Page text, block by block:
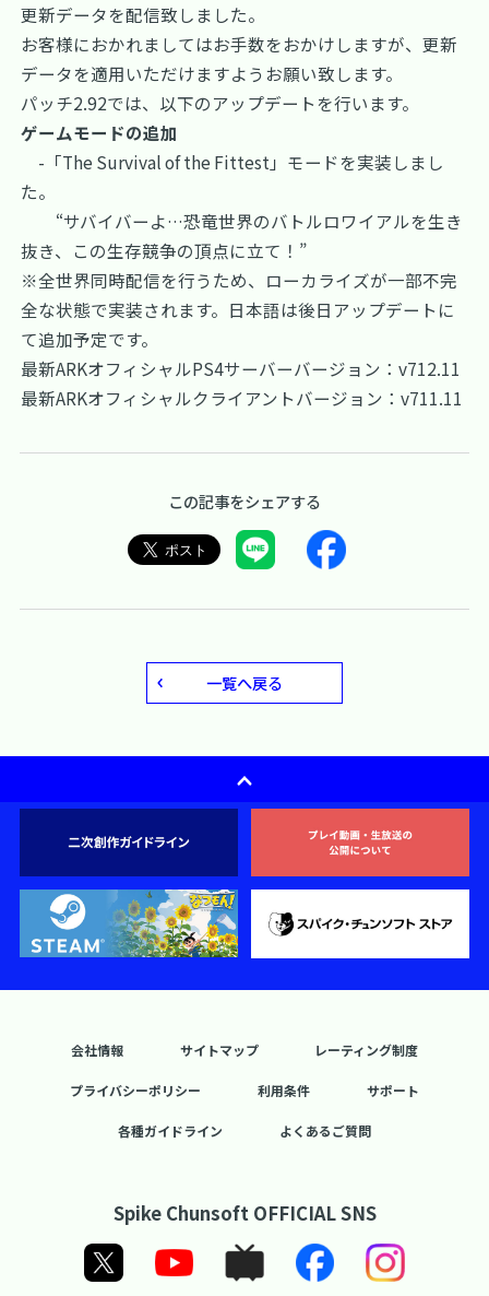
更新データを配信致しました。
お客様におかれましてはお手数をおかけしますが、更新
データを適用いただけますようお願い致します。
パッチ2.92では、以下のアップデートを行います。
ゲームモードの追加
-「The Survival of the Fittest」モードを実装しまし
た。
“サバイバーよ…恐竜世界のバトルロワイアルを生き
抜き、この生存競争の頂点に立て！”
※全世界同時配信を行うため、ローカライズが一部不完
全な状態で実装されます。日本語は後日アップデートに
て追加予定です。
最新ARKオフィシャルPS4サーバーバージョン：v712.11
最新ARKオフィシャルクライアントバージョン：v711.11
この記事をシェアする
一覧へ戻る
会社情報 サイトマップ レーティング制度
プライバシーポリシー 利用条件 サポート
各種ガイドライン よくあるご質問
Spike Chunsoft OFFICIAL SNS